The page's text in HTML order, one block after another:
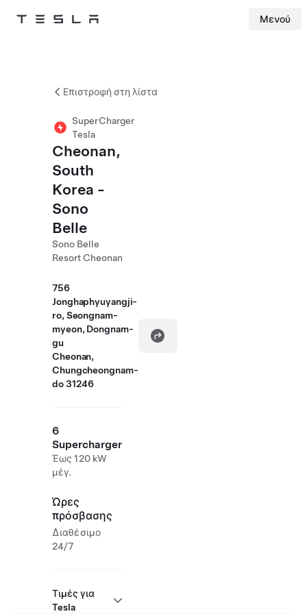
Tesla Μενού
Επιστροφή στη λίστα
SuperCharger
Tesla
Cheonan,
South
Korea -
Sono
Belle
Sono Belle
Resort Cheonan
756
Jonghaphyuyangji-
ro, Seongnam-
myeon, Dongnam-
gu
Cheonan,
Chungcheongnam-
do 31246
6
Supercharger
Έως 120 kW
μέγ.
Ώρες
πρόσβασης
Διαθέσιμο
24/7
Τιμές για
Tesla